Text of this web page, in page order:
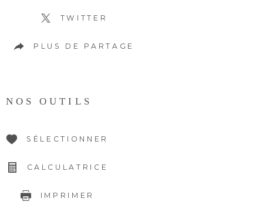
TWITTER
PLUS DE PARTAGE
NOS OUTILS
SÉLECTIONNER
CALCULATRICE
IMPRIMER